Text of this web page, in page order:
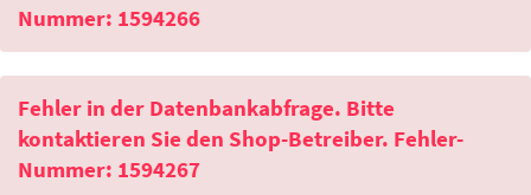
Nummer: 1594266
Fehler in der Datenbankabfrage. Bitte
kontaktieren Sie den Shop-Betreiber. Fehler-
Nummer: 1594267